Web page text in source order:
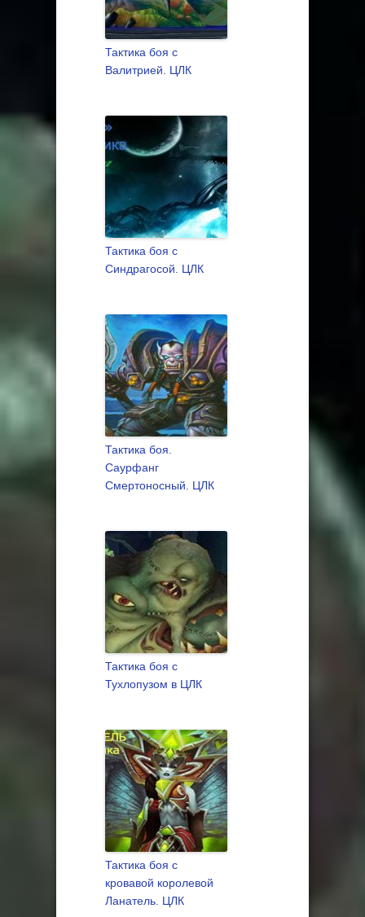
Тактика боя с
Валитрией. ЦЛК
Тактика боя с
Синдрагосой. ЦЛК
Тактика боя.
Саурфанг
Смертоносный. ЦЛК
Тактика боя с
Тухлопузом в ЦЛК
Тактика боя с
кровавой королевой
Ланатель. ЦЛК